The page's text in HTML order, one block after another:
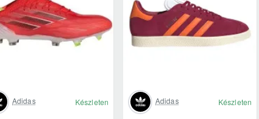
Adidas Készleten Adidas Készleten